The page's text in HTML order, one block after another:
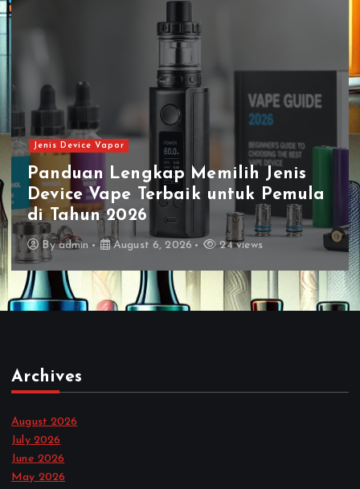
n
Jenis Vape
Jenis Vape Terbaru Harga
Terjangkau Dengan Kualitas
Terbaik di Pasaran
Byadmin August 5, 2026 33 views
Archives
August 2026
July 2026
June 2026
May 2026